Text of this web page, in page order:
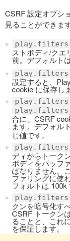
CSRF 設定オプシ
見ることができま
ストボディ/クエ
前。デフォルト
設定すると、
cookie に保存し
合に、CSRF
ます。デフォル
じ値です。
ディからトーク
ボディをバッフ
ばなりません。
ファリングに使
フォルトは 100k
クンを暗号化す
CSRF トークン
ることと、これ
を保証します。